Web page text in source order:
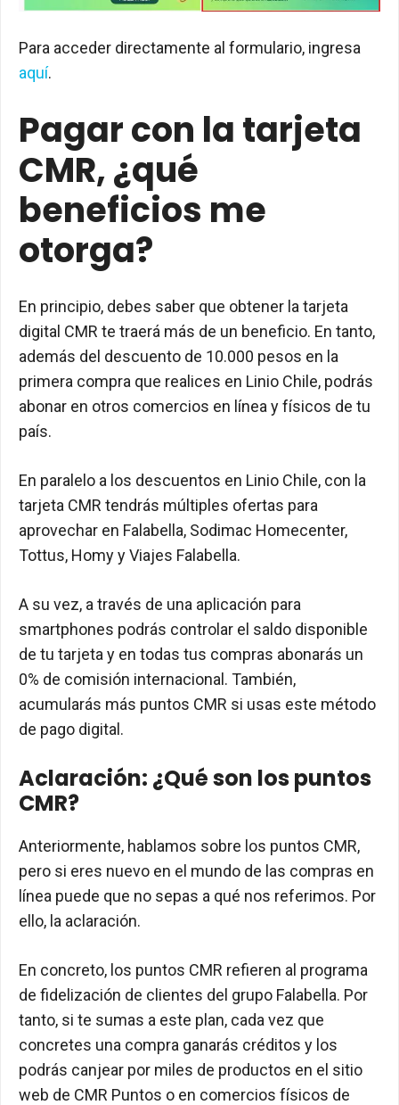
Para acceder directamente al formulario, ingresa
aquí.
Pagar con la tarjeta
CMR, ¿qué
beneficios me
otorga?
En principio, debes saber que obtener la tarjeta
digital CMR te traerá más de un beneficio. En tanto,
además del descuento de 10.000 pesos en la
primera compra que realices en Linio Chile, podrás
abonar en otros comercios en línea y físicos de tu
país.
En paralelo a los descuentos en Linio Chile, con la
tarjeta CMR tendrás múltiples ofertas para
aprovechar en Falabella, Sodimac Homecenter,
Tottus, Homy y Viajes Falabella.
A su vez, a través de una aplicación para
smartphones podrás controlar el saldo disponible
de tu tarjeta y en todas tus compras abonarás un
0% de comisión internacional. También,
acumularás más puntos CMR si usas este método
de pago digital.
Aclaración: ¿Qué son los puntos
CMR?
Anteriormente, hablamos sobre los puntos CMR,
pero si eres nuevo en el mundo de las compras en
línea puede que no sepas a qué nos referimos. Por
ello, la aclaración.
En concreto, los puntos CMR refieren al programa
de fidelización de clientes del grupo Falabella. Por
tanto, si te sumas a este plan, cada vez que
concretes una compra ganarás créditos y los
podrás canjear por miles de productos en el sitio
web de CMR Puntos o en comercios físicos de